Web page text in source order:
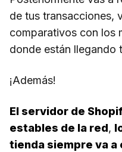
de tus transacciones,
comparativos con los
donde están llegando
¡Además!
El servidor de
estables de la red,
tienda siempre va